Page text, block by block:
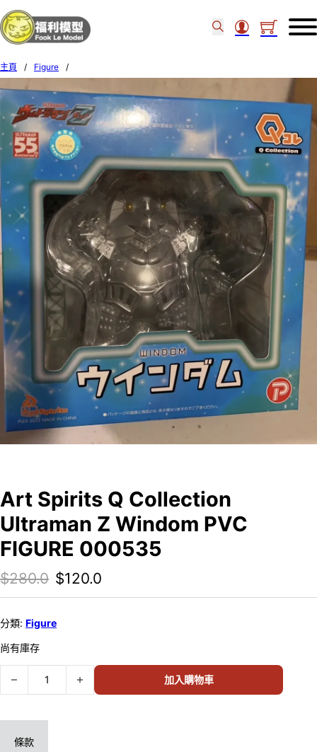
主頁 / Figure
/
Art Spirits Q Collection Ultraman Z Windom PVC FIGURE 000535
Art Spirits Q Collection
Ultraman Z Windom PVC
FIGURE 000535
$280.0 Original price was: $280.0.
$120.0
分類: Figure
尚有庫存
Art Spirits Q Collection Ultraman Z Windom PVC FIGURE 000535 數
加入購物車
條款